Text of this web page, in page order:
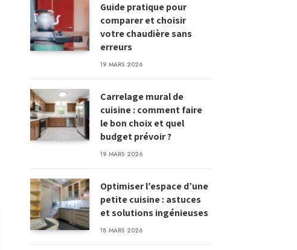
Guide pratique pour
comparer et choisir
votre chaudière sans
erreurs
19 MARS 2026
Carrelage mural de
cuisine : comment faire
le bon choix et quel
budget prévoir ?
19 MARS 2026
Optimiser l’espace d’une
petite cuisine : astuces
et solutions ingénieuses
18 MARS 2026